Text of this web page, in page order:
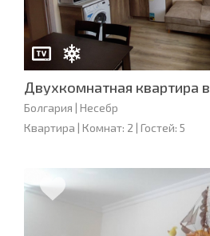
Двухкомнатная квартира
Болгария | Несебр
Квартира | Комнат: 2 | Гостей: 5